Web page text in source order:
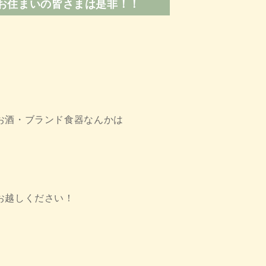
住まいの皆さまは是非！！
・ブランド食器なんかは
しください！